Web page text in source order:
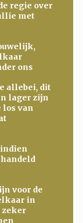
regie over
met
ons
allebei, dit
lager zijn
los van
voor de
in
zeker